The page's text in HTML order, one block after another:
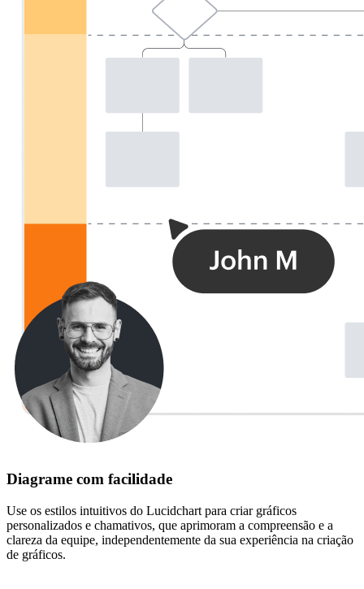
Diagrame com facilidade
Use os estilos intuitivos do Lucidchart para criar gráficos
personalizados e chamativos, que aprimoram a compreensão e a
clareza da equipe, independentemente da sua experiência na criação
de gráficos.